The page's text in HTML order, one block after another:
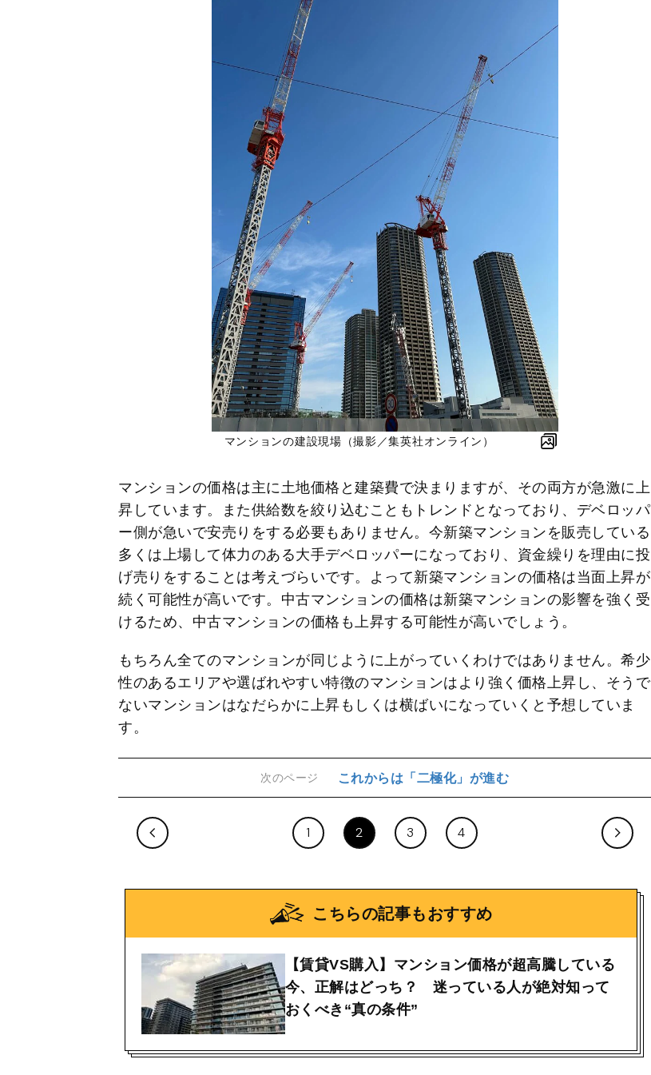
マンションの建設現場（撮影／集英社オンライン）
マンションの価格は主に土地価格と建築費で決まりますが、その両方が急激に上
昇しています。また供給数を絞り込むこともトレンドとなっており、デベロッパ
ー側が急いで安売りをする必要もありません。今新築マンションを販売している
多くは上場して体力のある大手デベロッパーになっており、資金繰りを理由に投
げ売りをすることは考えづらいです。よって新築マンションの価格は当面上昇が
続く可能性が高いです。中古マンションの価格は新築マンションの影響を強く受
けるため、中古マンションの価格も上昇する可能性が高いでしょう。
もちろん全てのマンションが同じように上がっていくわけではありません。希少
性のあるエリアや選ばれやすい特徴のマンションはより強く価格上昇し、そうで
ないマンションはなだらかに上昇もしくは横ばいになっていくと予想していま
す。
次のページ これからは「二極化」が進む
1 2 3 4
こちらの記事もおすすめ
【賃貸VS購入】マンション価格が超高騰している
今、正解はどっち？ 迷っている人が絶対知って
おくべき“真の条件”